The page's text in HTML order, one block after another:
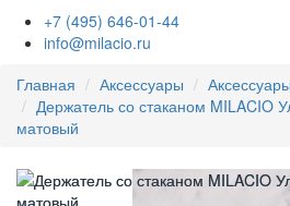
+7 (495) 646-01-44
info@milacio.ru
Главная
Аксессуары
Держатель со стаканом MILACIO
матовый